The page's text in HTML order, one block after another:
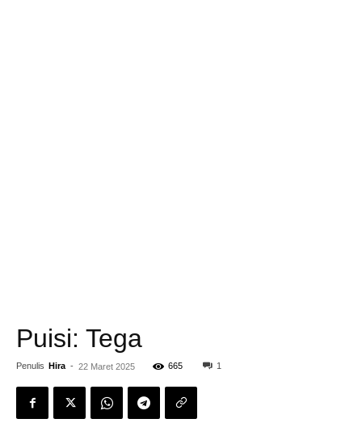
Puisi: Tega
Penulis Hira - 22 Maret 2025 665 1